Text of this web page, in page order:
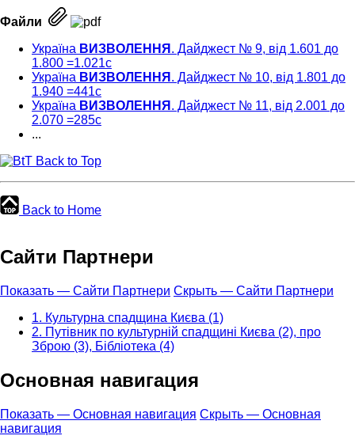
Файли
Україна ВИЗВОЛЕННЯ . Дайджест № 9, від 1.601 до
1.800 =1.021c
Україна ВИЗВОЛЕННЯ . Дайджест № 10, від 1.801 до
1.940 =441c
Україна ВИЗВОЛЕННЯ . Дайджест № 11, від 2.001 до
2.070 =285c
...
Back to Top
Back to Home
Сайти Партнери
Показать — Сайти Партнери Скрыть — Сайти Партнери
1. Культурна спадщина Києва (1)
2. Путівник по культурній спадщині Києва (2), про
Зброю (3), Бібліотека (4)
Основная навигация
Показать — Основная навигация Скрыть — Основная
навигация